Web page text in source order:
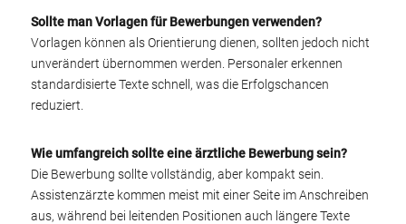
Sollte man Vorlagen für Bewerbungen verwenden?
Vorlagen können als Orientierung dienen, sollten jedoch nicht
unverändert übernommen werden. Personaler erkennen
standardisierte Texte schnell, was die Erfolgschancen
reduziert.
Wie umfangreich sollte eine ärztliche Bewerbung sein?
Die Bewerbung sollte vollständig, aber kompakt sein.
Assistenzärzte kommen meist mit einer Seite im Anschreiben
aus, während bei leitenden Positionen auch längere Texte